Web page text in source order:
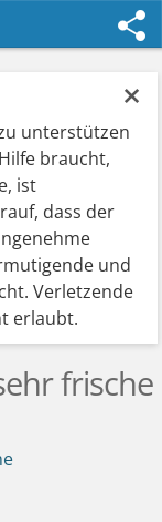
×
unterstützen
braucht,
ist
dass der
und
Verletzende
erlaubt.
frische